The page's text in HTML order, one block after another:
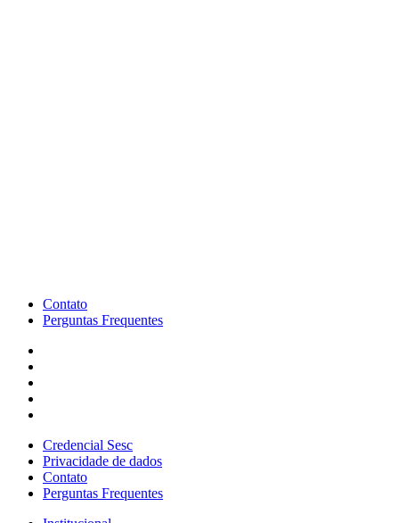
Contato
Perguntas Frequentes
Credencial Sesc
Privacidade de dados
Contato
Perguntas Frequentes